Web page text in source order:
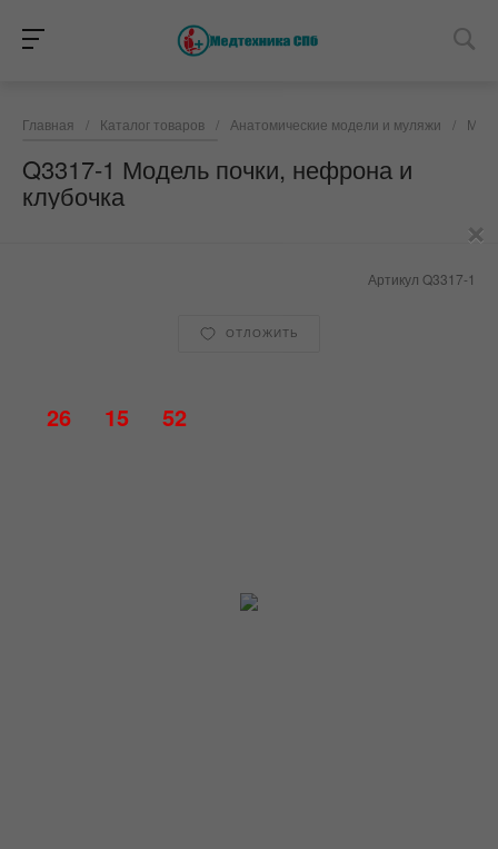
Главная / Каталог товаров / Анатомические модели и муляжи /
Q3317-1 Модель почки, нефрона и
клубочка
Артикул Q3317-1
ОТЛОЖИТЬ
×
26 15 52